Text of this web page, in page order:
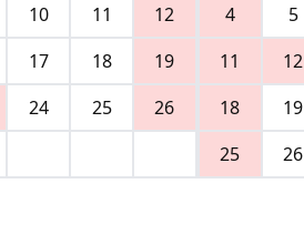
10 11
12
17 18
19
24 25
26
4
5
11
12
18
19
25
26